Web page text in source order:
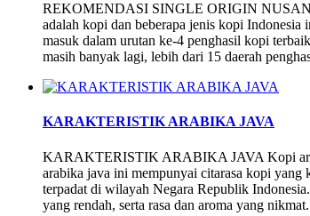
REKOMENDASI SINGLE ORIGIN
adalah kopi dan beberapa jenis kopi Indonesia
masuk dalam urutan ke-4 penghasil kopi
masih banyak lagi, lebih dari 15 daerah
KARAKTERISTIK ARABIKA JAVA
KARAKTERISTIK ARABIKA JAVA Kopi
arabika java ini mempunyai citarasa kopi
terpadat di wilayah Negara Republik
yang rendah, serta rasa dan aroma yang